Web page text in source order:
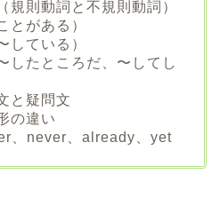
規則動詞と不規則動詞）
とがある）
している）
したところだ、〜してし
と疑問文
の違い
、never、already、yet